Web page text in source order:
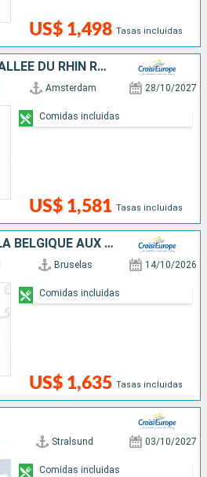
US$ 1,498 Tasas incluidas
LA HOLLANDE ET LA VALLÉE DU RHIN ROMANTIQUE
Amsterdam 28/10/2027
US$ 1,581 Tasas incluidas
Comidas incluidas
ITINÉRAIRE INÉDIT DE LA BELGIQUE AUX PAYS-BAS
Bruselas 14/10/2026
US$ 1,635 Tasas incluidas
Comidas incluidas
Stralsund 03/10/2027
Comidas incluidas